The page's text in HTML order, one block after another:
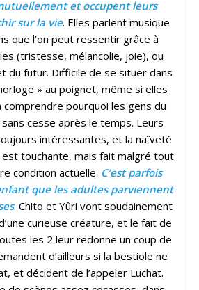
et occupent leurs
sur la vie. Elles parlent musique
que l’on peut ressentir grâce à
(tristesse, mélancolie, joie), ou
du futur. Difficile de se situer dans
» au poignet, même si elles
comprendre pourquoi les gens du
cesse après le temps. Leurs
intéressantes, et la naïveté
touchante, mais fait malgré tout
condition actuelle. C’est parfois
que les adultes parviennent
. Chito et Yûri vont soudainement
curieuse créature, et le fait de
les 2 leur redonne un coup de
d’ailleurs si la bestiole ne
et décident de l’appeler Luchat.